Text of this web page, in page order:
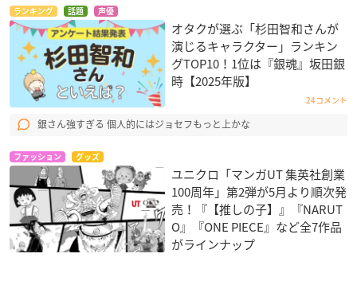
ランキング 話題 声優
オタクが選ぶ「杉田智和さんが
演じるキャラクター」ランキン
グTOP10！1位は『銀魂』坂田銀
時【2025年版】
24コメント
銀さん強すぎる 個人的にはジョセフもっと上かな
ファッション グッズ
ユニクロ「マンガUT 集英社創業
100周年」第2弾が5月より順次発
売！『【推しの子】』『NARUT
O』『ONE PIECE』など全7作品
がラインナップ